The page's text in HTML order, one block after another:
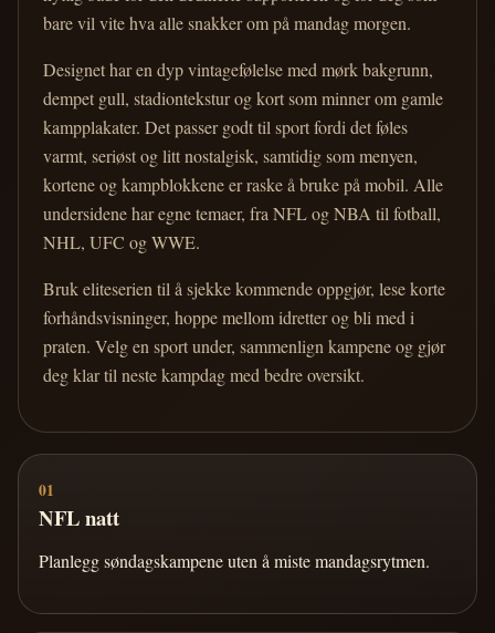
bare vil vite hva alle snakker om på mandag morgen.
Designet har en dyp vintagefølelse med mørk bakgrunn,
dempet gull, stadiontekstur og kort som minner om gamle
kampplakater. Det passer godt til sport fordi det føles
varmt, seriøst og litt nostalgisk, samtidig som menyen,
kortene og kampblokkene er raske å bruke på mobil. Alle
undersidene har egne temaer, fra NFL og NBA til fotball,
NHL, UFC og WWE.
Bruk eliteserien til å sjekke kommende oppgjør, lese korte
forhåndsvisninger, hoppe mellom idretter og bli med i
praten. Velg en sport under, sammenlign kampene og gjør
deg klar til neste kampdag med bedre oversikt.
01
NFL natt
Planlegg søndagskampene uten å miste mandagsrytmen.